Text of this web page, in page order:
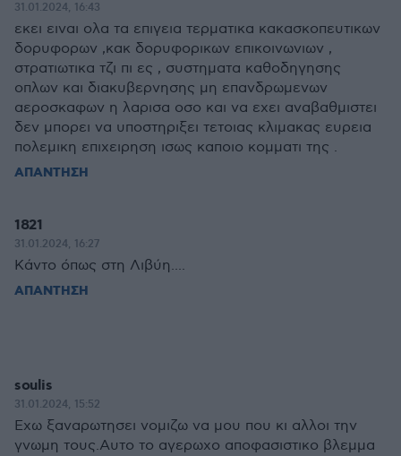
31.01.2024, 16:43
εκει ειναι ολα τα επιγεια τερματικα κακασκοπευτικων
δορυφορων ,κακ δορυφορικων επικοινωνιων ,
στρατιωτικα τζι πι ες , συστηματα καθοδηγησης
οπλων και διακυβερνησης μη επανδρωμενων
αεροσκαφων η λαρισα οσο και να εχει αναβαθμιστει
δεν μπορει να υποστηριξει τετοιας κλιμακας ευρεια
πολεμικη επιχειρηση ισως καποιο κομματι της .
ΑΠΑΝΤΗΣΗ
1821
31.01.2024, 16:27
Κάντο όπως στη Λιβύη....
ΑΠΑΝΤΗΣΗ
soulis
31.01.2024, 15:52
Εχω ξαναρωτησει νομιζω να μου που κι αλλοι την
γνωμη τους.Αυτο το αγερωχο αποφασιστικο βλεμμα